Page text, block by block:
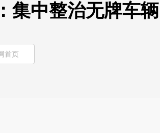
集中整治无牌车
首页